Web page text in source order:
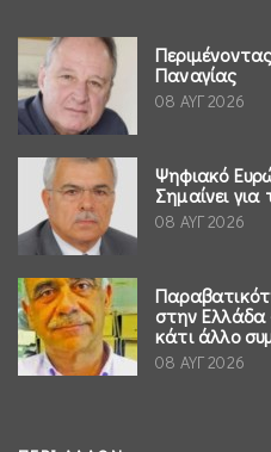
Παναγίας
08 ΑΥΓ 2026
Ψηφιακό
Σημαίνει για
08 ΑΥΓ 2026
στην Ελλάδα
κάτι άλλο
08 ΑΥΓ 2026